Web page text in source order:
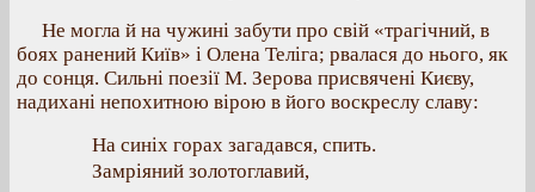
Не могла й на чужині забути про свій «трагічний, в
боях ранений Київ» і Олена Теліга; рвалася до нього, як
до сонця. Сильні поезії М. Зерова присвячені Києву,
надихані непохитною вірою в його воскреслу славу:
На синіх горах загадався, спить.
Замріяний золотоглавий,